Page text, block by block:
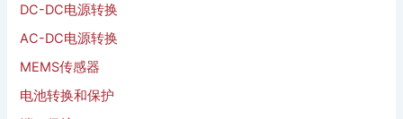
DC-DC电源转换
AC-DC电源转换
MEMS传感器
电池转换和保护